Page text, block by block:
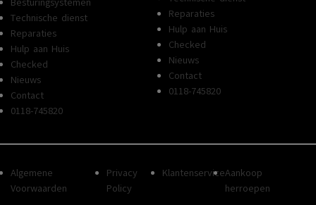
Technische dienst
Reparaties
Hulp aan Huis
Checked
Nieuws
Contact
0118-745820
Reparaties
Hulp aan Huis
Checked
Nieuws
Contact
0118-745820
Algemene
Voorwaarden
Privacy
Policy
KlantenserviceAankoop
herroepen